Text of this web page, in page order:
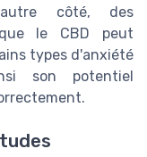
côté, des
le CBD peut
types d'anxiété
son potentiel